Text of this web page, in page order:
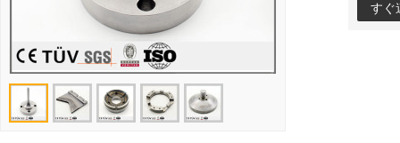
すぐ